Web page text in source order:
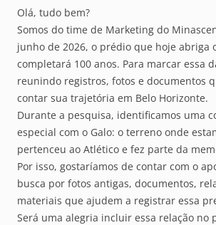
Olá, tudo bem?
Somos do time de Marketing do
junho de 2026, o prédio que hoje abriga
completará 100 anos. Para marcar essa
reunindo registros, fotos e documentos
contar sua trajetória em Belo Horizonte.
Durante a pesquisa, identificamos uma
especial com o Galo: o terreno onde
pertenceu ao Atlético e fez parte da
Por isso, gostaríamos de contar com o
busca por fotos antigas, documentos,
materiais que ajudem a registrar essa
Será uma alegria incluir essa relação no